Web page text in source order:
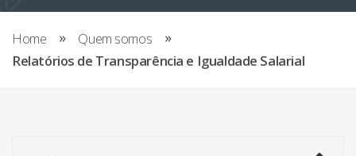
Home
Quem somos
Relatórios de Transparência e Igualdade Salarial